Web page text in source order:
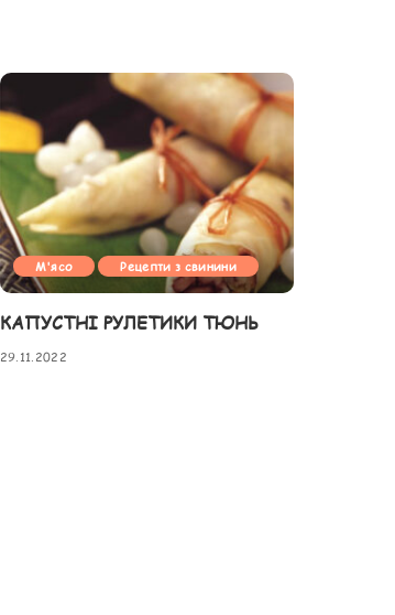
М'ясо Рецепти з свинини
КАПУСТНІ РУЛЕТИКИ ТЮНЬ
29.11.2022